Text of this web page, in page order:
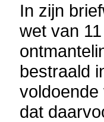
In zijn
wet van
bestraald
dat